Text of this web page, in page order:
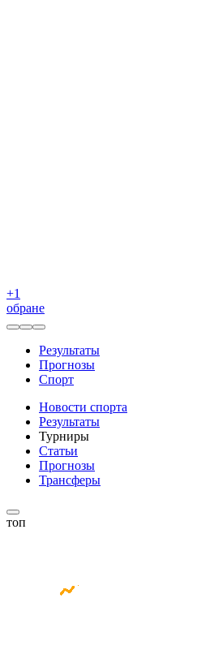
+1
обране
Результаты
Прогнозы
Спорт
Новости спорта
Результаты
Турниры
Статьи
Прогнозы
Трансферы
топ